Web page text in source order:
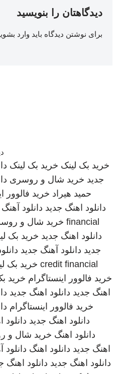
دیدگاهتان را بنویسید
برای نوشتن دیدگاه باید وارد
خرید بک لینک خرید بک لینک
جدید خرید شال و روسری
حمید هیراد خرید فالوور
دانلود اهنگ جدید دانلود
financial خرید شال و
دانلود اهنگ جدید خرید بک
جدید دانلود آهنگ جدید
credit financial خرید بک
خرید فالوور اینستاگرام خرید
اهنگ جدید دانلود اهنگ جدید
خرید فالوور اینستاگرام
دانلود اهنگ جدید دانلود
دانلود اهنگ خرید شال و
اهنگ جدید دانلود اهنگ دانلود
دانلود اهنگ جدید دانلود اهنگ